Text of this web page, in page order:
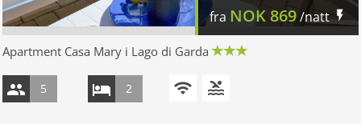
fra NOK 869/natt
Apartment Casa Mary i Lago di Garda
5 2